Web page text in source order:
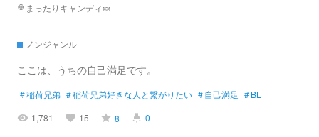
🍭まったりキャンディ🍬
ノンジャンル
ここは、うちの自己満足です。
#稲荷兄弟 #稲荷兄弟好きな人と繋がりたい #自己満足 #BL
visibility 1,781 favorite 15 grade 8 highlight 0